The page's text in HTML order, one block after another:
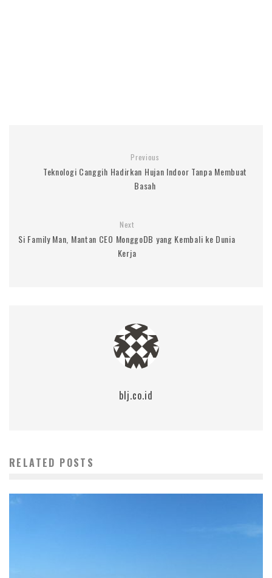
Previous
Teknologi Canggih Hadirkan Hujan Indoor Tanpa Membuat
Basah
Next
Si Family Man, Mantan CEO MonggoDB yang Kembali ke Dunia
Kerja
blj.co.id
RELATED POSTS